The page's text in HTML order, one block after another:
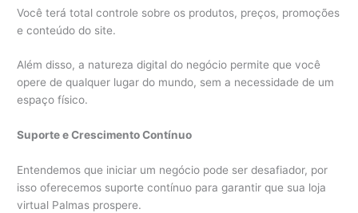
Você terá total controle sobre os produtos, preços, promoções
e conteúdo do site.
Além disso, a natureza digital do negócio permite que você
opere de qualquer lugar do mundo, sem a necessidade de um
espaço físico.
Suporte e Crescimento Contínuo
Entendemos que iniciar um negócio pode ser desafiador, por
isso oferecemos suporte contínuo para garantir que sua loja
virtual Palmas prospere.